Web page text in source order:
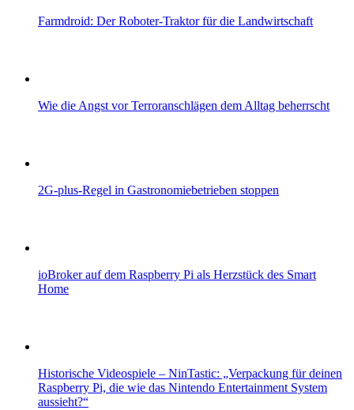
Farmdroid: Der Roboter-Traktor für die Landwirtschaft
Wie die Angst vor Terroranschlägen dem Alltag beherrscht
2G-plus-Regel in Gastronomiebetrieben stoppen
ioBroker auf dem Raspberry Pi als Herzstück des Smart
Home
Historische Videospiele – NinTastic: „Verpackung für deinen
Raspberry Pi, die wie das Nintendo Entertainment System
aussieht?“